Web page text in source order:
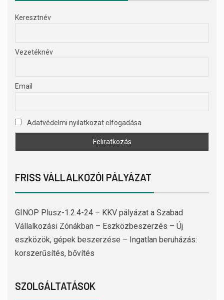
Keresztnév
Vezetéknév
Email
Adatvédelmi nyilatkozat elfogadása
FRISS VÁLLALKOZÓI PÁLYÁZAT
GINOP Plusz-1.2.4-24 – KKV pályázat a Szabad
Vállalkozási Zónákban – Eszközbeszerzés – Új
eszközök, gépek beszerzése – Ingatlan beruházás:
korszerűsítés, bővítés
SZOLGÁLTATÁSOK